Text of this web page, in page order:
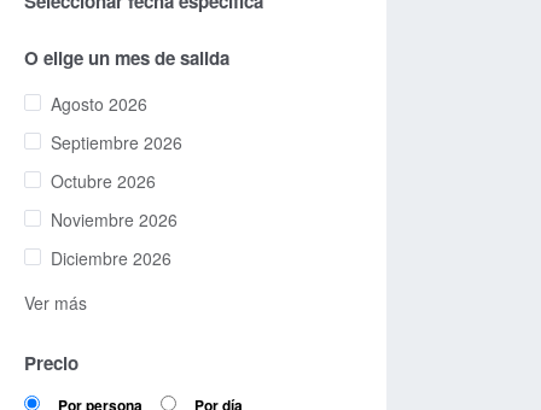
O elige un mes de salida
Agosto 2026
Septiembre 2026
Octubre 2026
Noviembre 2026
Diciembre 2026
Ver más
Precio